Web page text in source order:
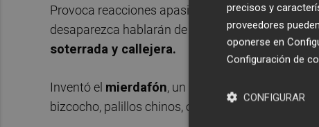
Provoca reacciones apasionadas. "Fela, mola".
desaparezca hablarán de él como un prodigio,
soterrada y callejera.
Inventó el mierdafón, un secuenciador musical
bizcocho, palillos chinos, cubos, una televisión de
precisos y
proveedores
oponerse en
Configuración de
CONFIGURAR